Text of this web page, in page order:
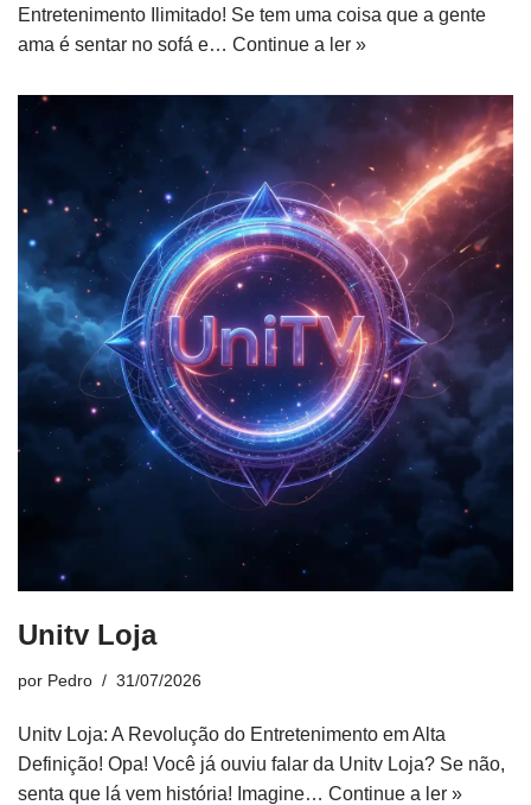
Entretenimento Ilimitado! Se tem uma coisa que a gente
ama é sentar no sofá e… Continue a ler »
Unitv Loja
por Pedro 31/07/2026
Unitv Loja: A Revolução do Entretenimento em Alta
Definição! Opa! Você já ouviu falar da Unitv Loja? Se não,
senta que lá vem história! Imagine… Continue a ler »